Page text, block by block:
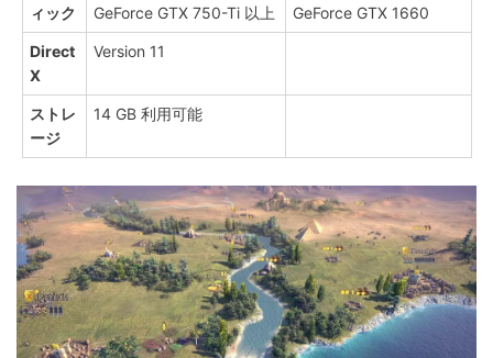
ィック
GeForce GTX 750-Ti 以上
GeForce GTX 1660
Direct
X
Version 11
ストレ
ージ
14 GB 利用可能